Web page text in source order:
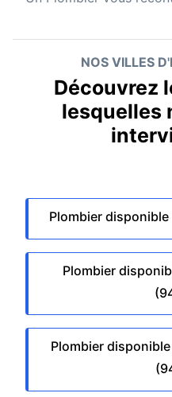
NOS VILLES
Découvrez
lesquelles
Plombier
Plombier
Plombier